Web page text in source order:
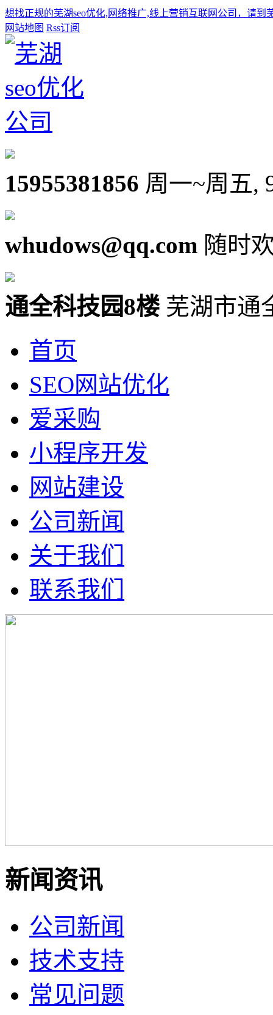
想找正规的芜湖seo优化,网络推广,线上营销互联网公司，请到
网站地图 Rss订阅
15955381856 周一~周五,
whudows@qq.com 随时
通全科技园8楼 芜湖市通
首页
SEO网站优化
爱采购
小程序开发
网站建设
公司新闻
关于我们
联系我们
新闻资讯
公司新闻
技术支持
常见问题